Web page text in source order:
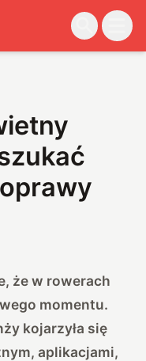
że w rowerach
momentu.
kojarzyła się
aplikacjami,